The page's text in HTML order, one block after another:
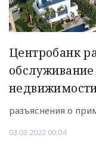
Центробанк
разъяснения о
03.03.2022 00:04